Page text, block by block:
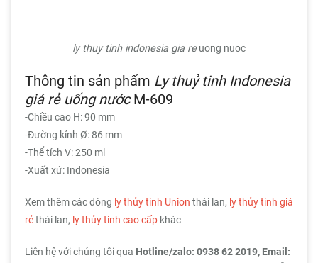
ly thuy tinh indonesia gia reuong nuoc
Thông tin sản phẩm Ly thuỷ tinh Indonesia
giá rẻ uống nướcM-609
-Chiều cao H: 90 mm
-Đường kính Ø: 86 mm
-Thể tích V: 250 ml
-Xuất xứ: Indonesia
Xem thêm các dòng ly thủy tinh Union thái lan, ly thủy tinh giá
rẻthái lan, ly thủy tinh cao cấp khác
Liên hệ với chúng tôi qua Hotline/zalo: 0938 62 2019, Email: